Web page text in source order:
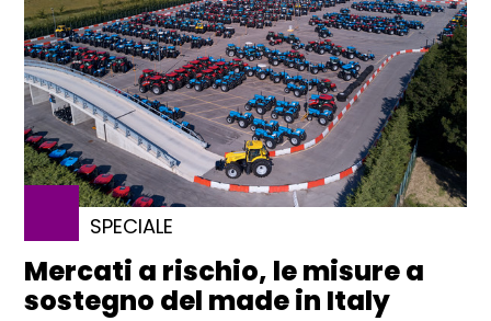
SPECIALE
Mercati a rischio, le misure a
sostegno del made in Italy